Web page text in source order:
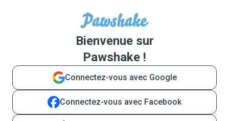
Bienvenue sur
Pawshake !
Connectez-vous avec Google
Connectez-vous avec Facebook